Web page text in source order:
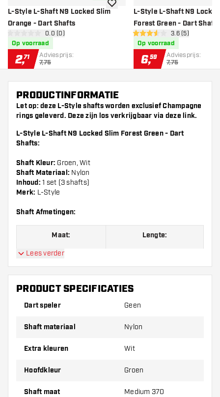
L-Style L-Shaft N9 Locked Slim
Orange - Dart Shafts
open reviews drawer
0 score sterren0.0 (0)
Op voorraad
2,71 Adviesprijs:
7,75
toevoegen aan verlanglijst
L-Style L-Shaft N9
Forest Green - Dart Shafts
open reviews
3.6 score sterren3.6 (5)
Op voorraad
6,59 Adviesprijs:
7,75
PRODUCTINFORMATIE
Let op: deze L-Style shafts worden exclusief Champagne
rings geleverd. Deze zijn los verkrijgbaar via deze link.
L-Style L-Shaft N9 Locked Slim Forest Green - Dart
Shafts:
Shaft Kleur: Groen, Wit
Shaft Materiaal: Nylon
Inhoud: 1 set (3 shafts)
Merk: L-Style
Shaft Afmetingen:
Maat: Lengte:
Locked Slim Forest Green is gemeten exclusief
Lees verder
PRODUCT SPECIFICATIES
Dart speler Geen
Shaft materiaal Nylon
Extra kleuren Wit
Hoofdkleur Groen
Shaft maat Medium 370